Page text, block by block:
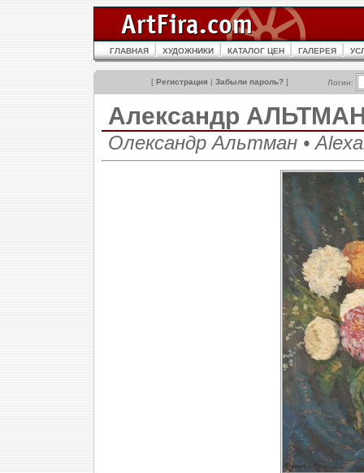
ГЛАВНАЯ ХУДОЖНИКИ КАТАЛОГ ЦЕН ГАЛЕРЕЯ
[ Регистрация | Забыли пароль? ] Логин:
Александр
Олександр Альтман •